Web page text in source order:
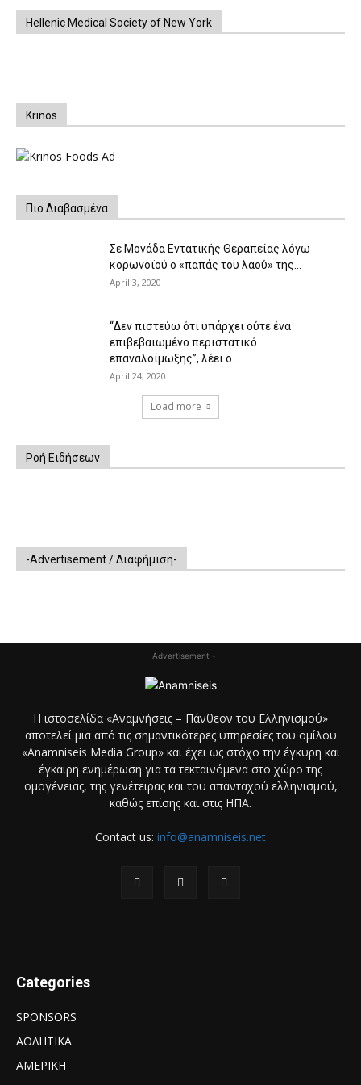
Hellenic Medical Society of New York
Krinos
Πιο Διαβασμένα
Σε Μονάδα Εντατικής Θεραπείας λόγω
κορωνοϊού ο «παπάς του λαού» της...
April 3, 2020
“Δεν πιστεύω ότι υπάρχει ούτε ένα
επιβεβαιωμένο περιστατικό
επαναλοίμωξης”, λέει ο...
April 24, 2020
Load more
Ροή Ειδήσεων
-Advertisement / Διαφήμιση-
- Advertisement -
Η ιστοσελίδα «Αναμνήσεις – Πάνθεον του Ελληνισμού»
αποτελεί μια από τις σημαντικότερες υπηρεσίες του ομίλου
«Anamniseis Media Group» και έχει ως στόχο την έγκυρη και
έγκαιρη ενημέρωση για τα τεκταινόμενα στο χώρο της
ομογένειας, της γενέτειρας και του απανταχού ελληνισμού,
καθώς επίσης και στις ΗΠΑ.
Contact us: info@anamniseis.net
Categories
SPONSORS
ΑΘΛΗΤΙΚΑ
ΑΜΕΡΙΚΗ